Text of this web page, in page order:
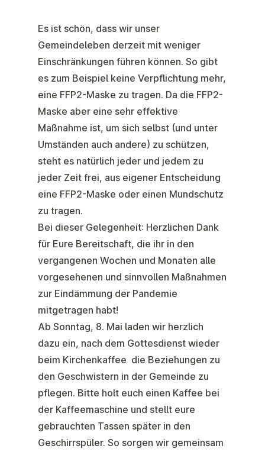
Es ist schön, dass wir unser
Gemeindeleben derzeit mit weniger
Einschränkungen führen können. So gibt
es zum Beispiel keine Verpflichtung mehr,
eine FFP2-Maske zu tragen. Da die FFP2-
Maske aber eine sehr effektive
Maßnahme ist, um sich selbst (und unter
Umständen auch andere) zu schützen,
steht es natürlich jeder und jedem zu
jeder Zeit frei, aus eigener Entscheidung
eine FFP2-Maske oder einen Mundschutz
zu tragen.
Bei dieser Gelegenheit: Herzlichen Dank
für Eure Bereitschaft, die ihr in den
vergangenen Wochen und Monaten alle
vorgesehenen und sinnvollen Maßnahmen
zur Eindämmung der Pandemie
mitgetragen habt!
Ab Sonntag, 8. Mai laden wir herzlich
dazu ein, nach dem Gottesdienst wieder
beim Kirchenkaffee die Beziehungen zu
den Geschwistern in der Gemeinde zu
pflegen. Bitte holt euch einen Kaffee bei
der Kaffeemaschine und stellt eure
gebrauchten Tassen später in den
Geschirrspüler. So sorgen wir gemeinsam